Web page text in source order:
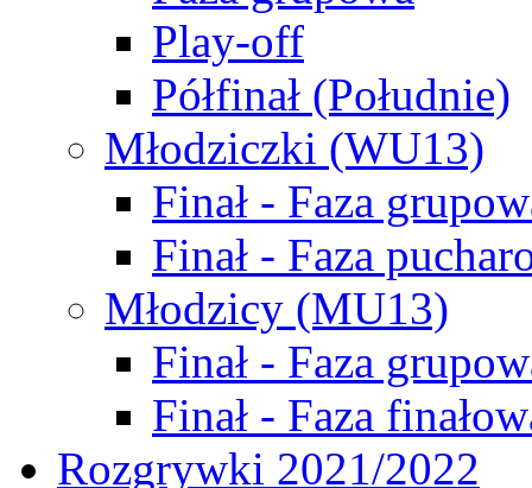
Play-off
Półfinał (Południe)
Młodziczki (WU13)
Finał - Faza
Finał - Faza
Młodzicy (MU13)
Finał - Faza
Finał - Faza
Rozgrywki 2021/2022